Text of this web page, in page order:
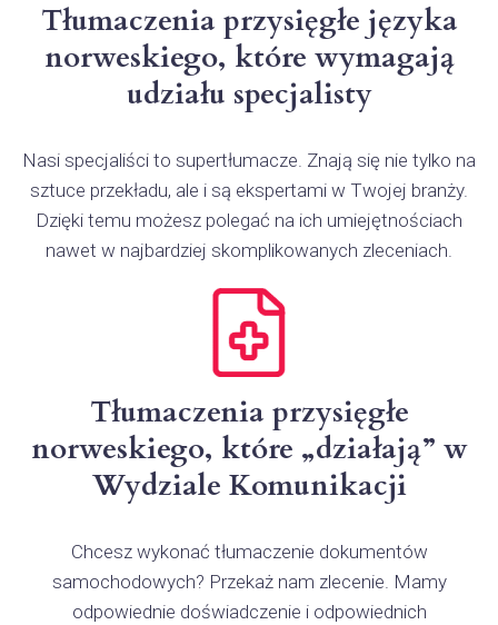
Tłumaczenia przysięgłe języka
norweskiego, które wymagają
udziału specjalisty
Nasi specjaliści to supertłumacze. Znają się nie tylko na
sztuce przekładu, ale i są ekspertami w Twojej branży.
Dzięki temu możesz polegać na ich umiejętnościach
nawet w najbardziej skomplikowanych zleceniach.
Tłumaczenia przysięgłe
norweskiego, które „działają” w
Wydziale Komunikacji
Chcesz wykonać tłumaczenie dokumentów
samochodowych? Przekaż nam zlecenie. Mamy
odpowiednie doświadczenie i odpowiednich